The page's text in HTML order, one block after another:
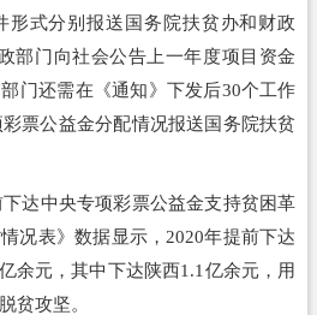
形式分别报送国务院扶贫办和财政
部门向社会公告上一年度项目资金
门还需在《通知》下发后30个工作
票公益金分配情况报送国务院扶贫
达中央专项彩票公益金支持贫困革
况表》数据显示，2020年提前下达
余元，其中下达陕西1.1亿余元，用
贫攻坚。